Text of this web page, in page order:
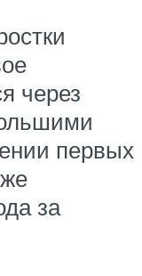
через
первых
за